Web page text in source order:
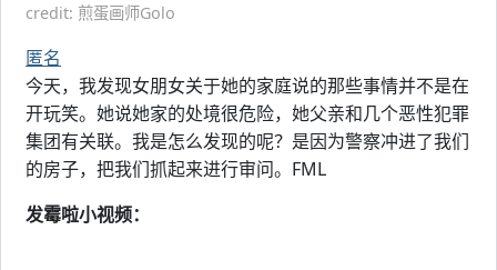
credit: 煎蛋画师Golo
匿名
今天，我发现女朋女关于她的家庭说的那些事情并不是在
开玩笑。她说她家的处境很危险，她父亲和几个恶性犯罪
集团有关联。我是怎么发现的呢？是因为警察冲进了我们
的房子，把我们抓起来进行审问。FML
发霉啦小视频：